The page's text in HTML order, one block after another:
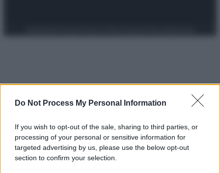
Do Not Process My Personal Information
If you wish to opt-out of the sale, sharing to third parties, or
processing of your personal or sensitive information for
targeted advertising by us, please use the below opt-out
section to confirm your selection.